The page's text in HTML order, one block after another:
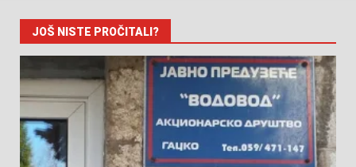
JOŠ NISTE PROČITALI?